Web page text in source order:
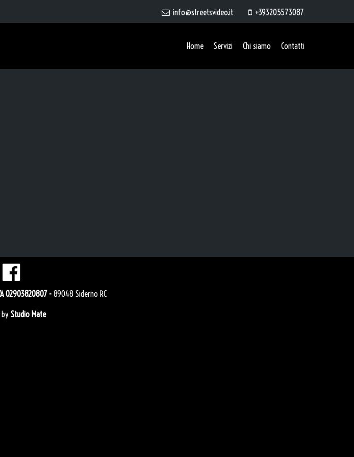
+393205573087
info@streetsvideo.it
Home Servizi Chi siamo Contatti
02903820807 -89048 Siderno RC
by Studio Mate